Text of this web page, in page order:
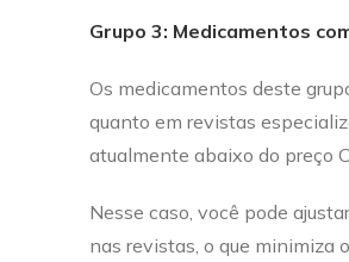
Grupo 3: Medicamentos
Os medicamentos deste
quanto em revistas
atualmente abaixo do preço
Nesse caso, você pode
nas revistas, o que minimiza